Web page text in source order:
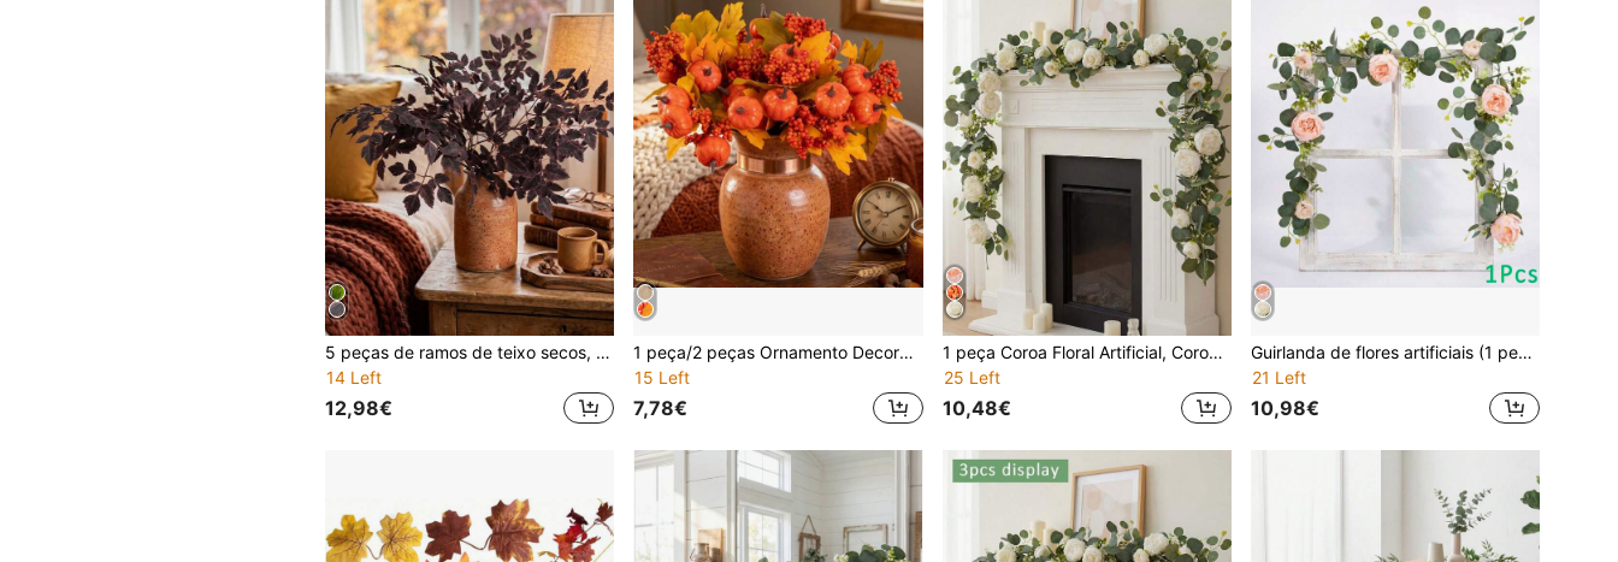
5 peças de ramos de teixo secos, adequados para decoração de primavera e verão, restaurante, quarto, escritório, casamento, centro de mesa, móveis, decoração DIY para vaso, presente de férias
14 Left
12,98€
1 peça/2 peças Ornamento Decorativo de Halloween, Ramo Artificial de Abóbora e Folha de Bordo, Haste Decorativa de Halloween, Adequado para Interior de Casa, Arranjo de Flores em Vaso para Festa, Várias Cores Disponíveis
15 Left
7,78€
1 peça Coroa Floral Artificial, Coroa de Eucalipto de Primavera, Flores Falsas Vintage, Peónia, Rosa, Videira, Folhagem, Planta Decorativa para Pendurar na Parede, Adequada para Arco de Casamento, Decoração de Porta, Decoração de Festa
25 Left
10,48€
Guirlanda de flores artificiais (1 peça), guirlanda floral de eucalipto da primavera com trepadeira de peônias e rosas vintage e folhas verdes, decoração de parede, decoração de arco de casamento, decoração de festa.
21 Left
10,98€